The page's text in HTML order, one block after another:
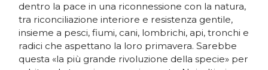
dentro la pace in una riconnessione con la natura,
tra riconciliazione interiore e resistenza gentile,
insieme a pesci, fiumi, cani, lombrichi, api, tronchi e
radici che aspettano la loro primavera. Sarebbe
questa «la più grande rivoluzione della specie» per